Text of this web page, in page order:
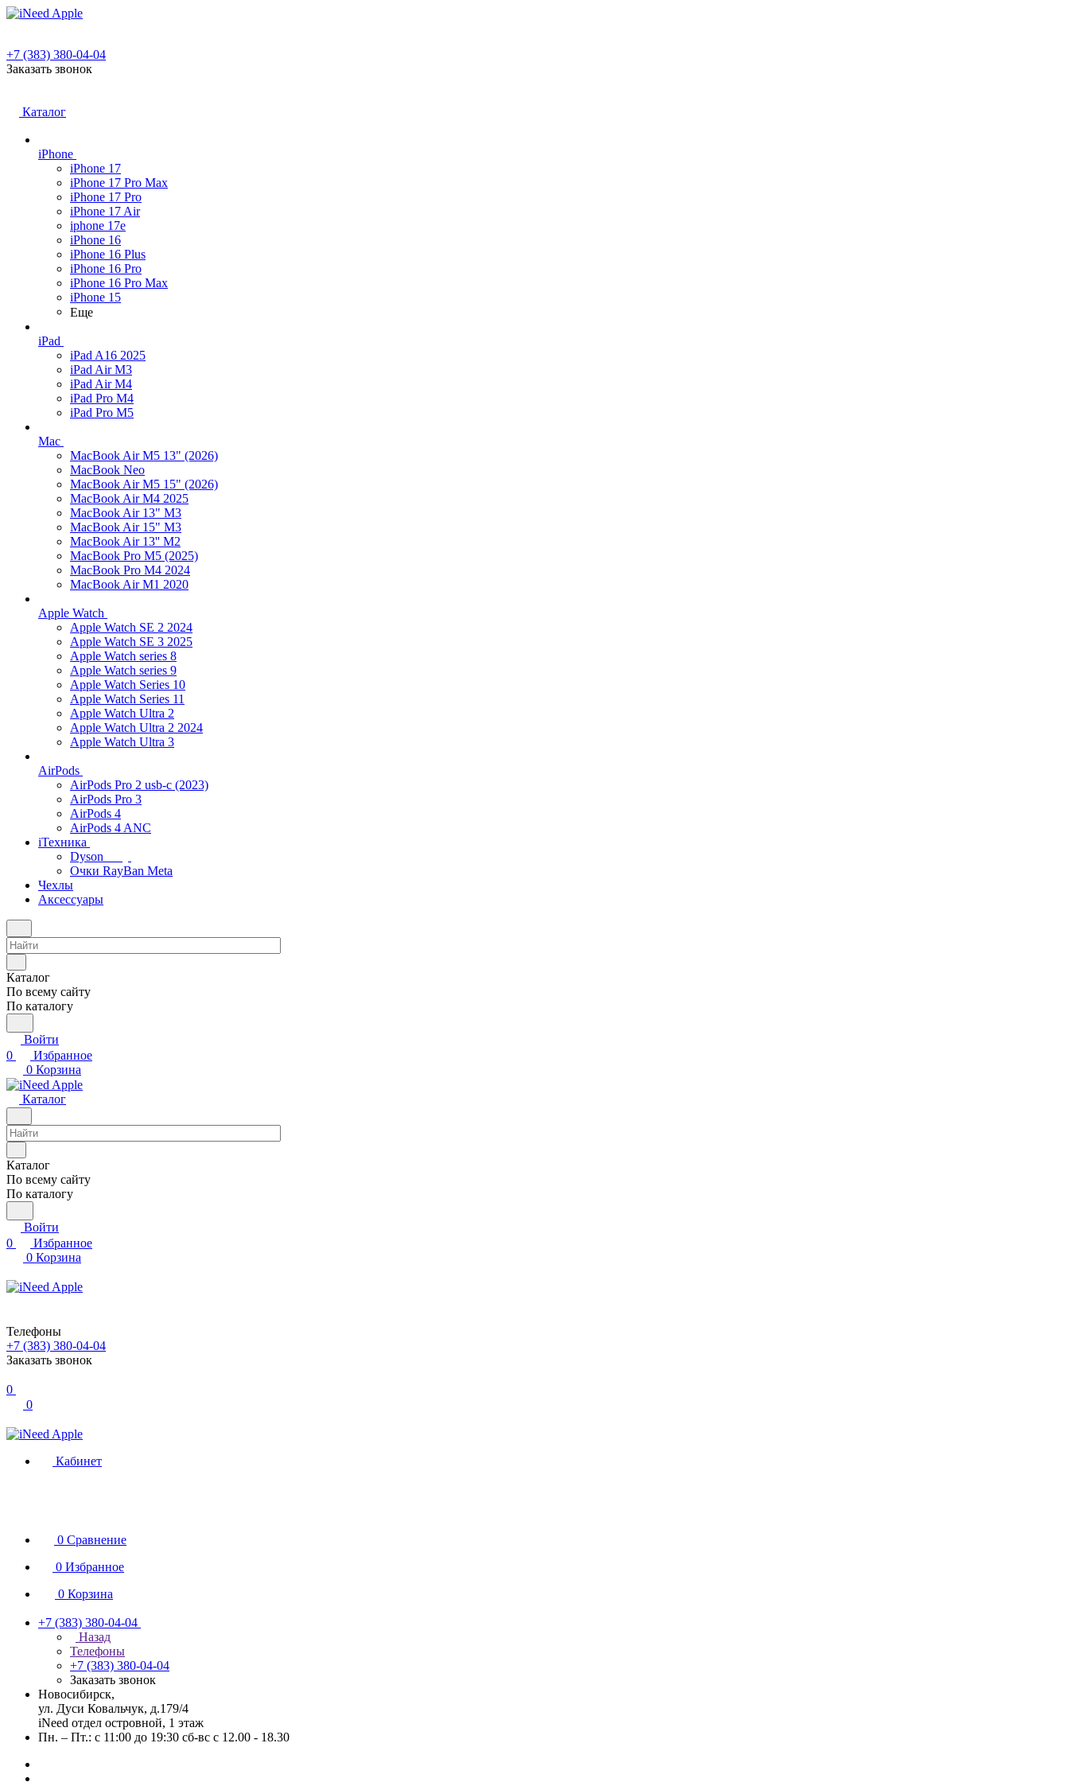
+7 (383) 380-04-04
Заказать звонок
Каталог
iPhone
iPhone 17
iPhone 17 Pro Max
iPhone 17 Pro
iPhone 17 Air
iphone 17e
iPhone 16
iPhone 16 Plus
iPhone 16 Pro
iPhone 16 Pro Max
iPhone 15
Еще
iPad
iPad A16 2025
iPad Air M3
iPad Air M4
iPad Pro M4
iPad Pro M5
Mac
MacBook Air M5 13" (2026)
MacBook Neo
MacBook Air M5 15" (2026)
MacBook Air M4 2025
MacBook Air 13" M3
MacBook Air 15" M3
MacBook Air 13'' M2
MacBook Pro M5 (2025)
MacBook Pro M4 2024
MacBook Air M1 2020
Apple Watch
Apple Watch SE 2 2024
Apple Watch SE 3 2025
Apple Watch series 8
Apple Watch series 9
Apple Watch Series 10
Apple Watch Series 11
Apple Watch Ultra 2
Apple Watch Ultra 2 2024
Apple Watch Ultra 3
AirPods
AirPods Pro 2 usb-c (2023)
AirPods Pro 3
AirPods 4
AirPods 4 ANC
iТехника
Dyson
Очки RayBan Meta
Чехлы
Аксессуары
Каталог
По всему сайту
По каталогу
Войти
0
Избранное
0 Корзина
Каталог
Каталог
По всему сайту
По каталогу
Войти
0
Избранное
0 Корзина
Телефоны
+7 (383) 380-04-04
Заказать звонок
0
0
Кабинет
0 Сравнение
0 Избранное
0 Корзина
+7 (383) 380-04-04
Назад
Телефоны
+7 (383) 380-04-04
Заказать звонок
Новосибирск,
ул. Дуси Ковальчук, д.179/4
iNeed отдел островной, 1 этаж
Пн. – Пт.: с 11:00 до 19:30 сб-вс с 12.00 - 18.30